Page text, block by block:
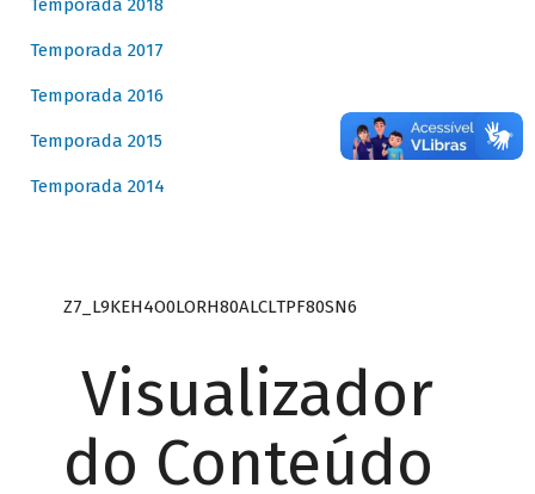
Temporada 2018
Temporada 2017
Temporada 2016
Temporada 2015
Temporada 2014
Z7_L9KEH4O0LORH80ALCLTPF80SN6
Visualizador
do Conteúdo